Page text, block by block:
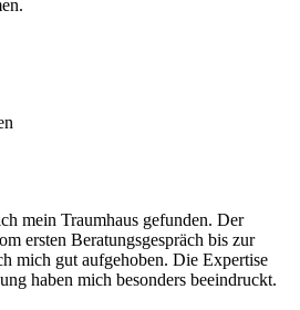
mein Traumhaus gefunden. Der
ersten Beratungsgespräch bis zur
mich gut aufgehoben. Die Expertise
haben mich besonders beeindruckt.